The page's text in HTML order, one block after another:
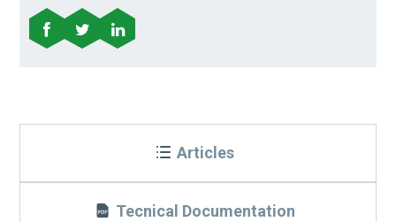
Articles
Tecnical Documentation